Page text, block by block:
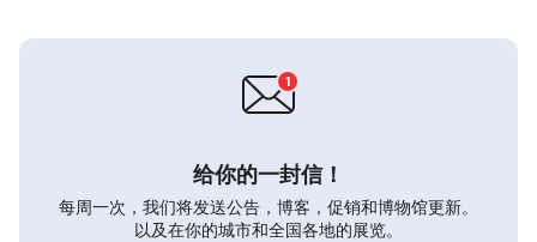
给你的一封信！
每周一次，我们将发送公告，博客，促销和博物馆更新。
以及在你的城市和全国各地的展览。